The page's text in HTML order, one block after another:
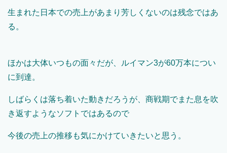
生まれた日本での売上があまり芳しくないのは残念ではあ
る。
ほかは大体いつもの面々だが、ルイマン3が60万本につい
に到達。
しばらくは落ち着いた動きだろうが、商戦期でまた息を吹
き返すようなソフトではあるので
今後の売上の推移も気にかけていきたいと思う。